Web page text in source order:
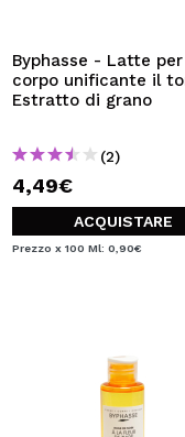
Byphasse - Latte
corpo unificante il
Estratto di grano
(2)
4,49€
ACQUISTARE
Prezzo x 100 Ml: 0,90€